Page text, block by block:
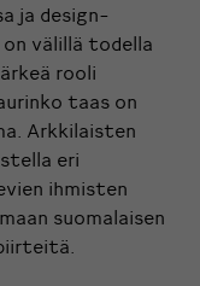
ja design-
välillä todella
rooli
taas on
Arkkilaisten
eri
ihmisten
suomalaisen